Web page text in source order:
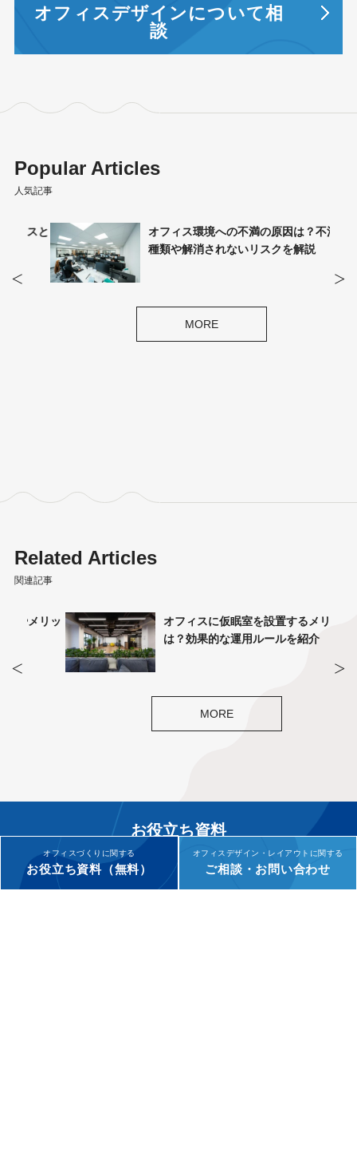
オフィスづくりに関する
お役立ち資料（無料）
オフィスデザイン・レイアウトに関する
ご相談・お問い合わせ
オフィスデザインについて相
談
Popular Articles
人気記事
オフィス環境への不満の原因は？不満の
種類や解消されないリスクを解説
MORE
Related Articles
関連記事
オフィスに仮眠室を設置するメリット
は？効果的な運用ルールを紹介
お役立ち資料
Useful Contents
オフィスづくりに役立つ資料をご用意しています。
ぜひダウンロードしてお役立てください。